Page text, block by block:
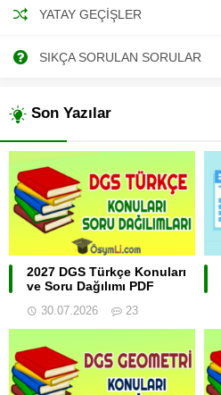
YATAY GEÇIŞLER
SIKÇA SORULAN SORULAR
Son Yazılar
2027 DGS Türkçe Konuları
ve Soru Dağılımı PDF
30.07.2026 23